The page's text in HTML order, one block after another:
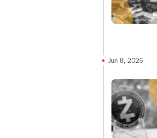
Jun 8, 2026